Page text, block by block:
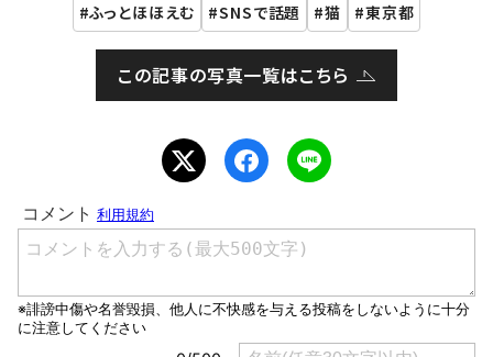
ふっとほほえむ SNSで話題 猫 東京都
この記事の写真一覧はこちら